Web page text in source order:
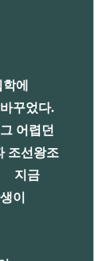
에
꾸었다.
어렵던
조선왕조
. 지금
이